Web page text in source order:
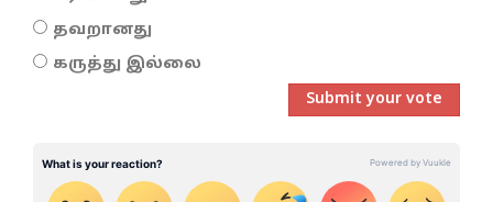
தவறானது
கருத்து இல்லை
Submit your vote